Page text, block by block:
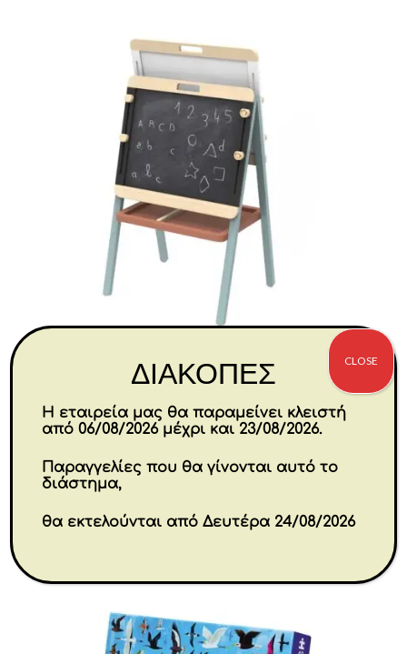
Ξύλινος Πίνακας Τριών Χρήσεων
55×46,5×113 cm
€111.00
ΔΙΑΚΟΠΕΣ
Η εταιρεία μας θα παραμείνει κλειστή
από 06/08/2026 μέχρι και 23/08/2026.
Παραγγελίες που θα γίνονται αυτό το
διάστημα,
θα εκτελούνται από Δευτέρα 24/08/2026
CLOSE